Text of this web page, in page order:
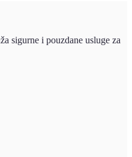
sigurne i pouzdane usluge za